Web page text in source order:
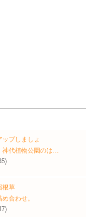
プしましょ
神代植物公園のは…
根草
合わせ。